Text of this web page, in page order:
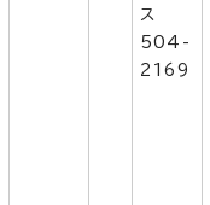
ス
504-
2169